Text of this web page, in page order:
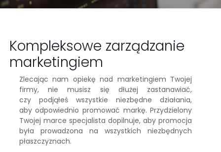
Kompleksowe zarządzanie
marketingiem
Zlecając nam opiekę nad marketingiem Twojej
firmy, nie musisz się dłużej zastanawiać,
czy podjąłeś wszystkie niezbędne działania,
aby odpowiednio promować markę. Przydzielony
Twojej marce specjalista dopilnuje, aby promocja
była prowadzona na wszystkich niezbędnych
płaszczyznach.